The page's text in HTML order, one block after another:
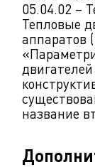
05.04.02 –
Тепловые
аппаратов
название